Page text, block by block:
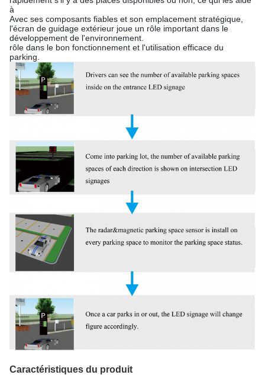
à
Avec ses composants fiables et son emplacement stratégique,
l'écran de guidage extérieur joue un rôle important dans le
développement de l'environnement.
rôle dans le bon fonctionnement et l'utilisation efficace du
parking.
Caractéristiques du produit